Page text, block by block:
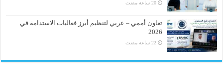
تعاون أممي – عربي لتنظيم أبرز فعاليات الاستدامة في
2026